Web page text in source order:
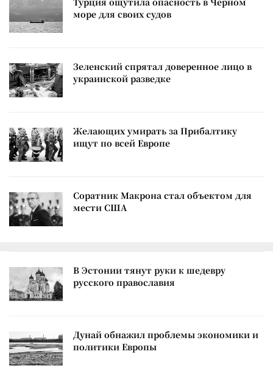
море для своих судов
Зеленский спрятал доверенное лицо в
украинской разведке
Желающих умирать за Прибалтику
ищут по всей Европе
Соратник Макрона стал объектом для
мести США
В Эстонии тянут руки к шедевру
русского православия
Дунай обнажил проблемы экономики и
политики Европы